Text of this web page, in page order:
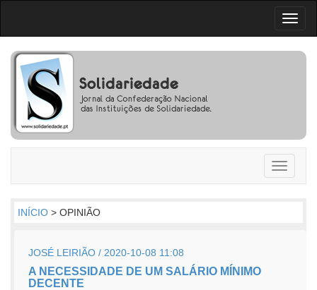
Toggle
INÍCIO > OPINIÃO
JOSÉ LEIRIÃO / 2020-10-08 11:08
A NECESSIDADE DE UM SALÁRIO MÍNIMO
DECENTE